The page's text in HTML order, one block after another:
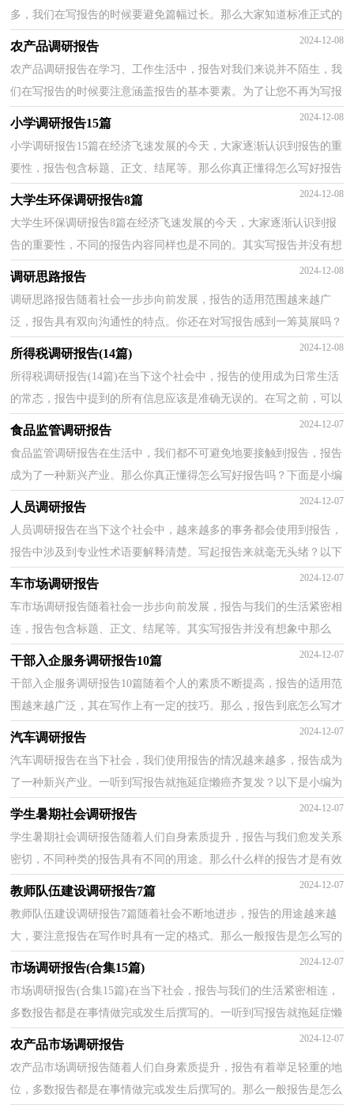
多，我们在写报告的时候要避免篇幅过长。那么大家知道标准正式的
报告格式吗？以下是小编整理的食品药品调研报告，欢...
农产品调研报告 2024-12-08
农产品调研报告在学习、工作生活中，报告对我们来说并不陌生，我
们在写报告的时候要注意涵盖报告的基本要素。为了让您不再为写报
告头疼，下面是小编精心整理的农产品调研报告，供大...
小学调研报告15篇 2024-12-08
小学调研报告15篇在经济飞速发展的今天，大家逐渐认识到报告的重
要性，报告包含标题、正文、结尾等。那么你真正懂得怎么写好报告
吗？下面是小编帮大家整理的小学调研报告，欢迎阅读...
大学生环保调研报告8篇 2024-12-08
大学生环保调研报告8篇在经济飞速发展的今天，大家逐渐认识到报
告的重要性，不同的报告内容同样也是不同的。其实写报告并没有想
象中那么难，下面是小编精心整理的大学生环保调研...
调研思路报告 2024-12-08
调研思路报告随着社会一步步向前发展，报告的适用范围越来越广
泛，报告具有双向沟通性的特点。你还在对写报告感到一筹莫展吗？
以下是小编为大家整理的调研思路报告，希望能够帮助到...
所得税调研报告(14篇) 2024-12-08
所得税调研报告(14篇)在当下这个社会中，报告的使用成为日常生活
的常态，报告中提到的所有信息应该是准确无误的。在写之前，可以
先参考范文，以下是小编为大家整理的所得税调研报告...
食品监管调研报告 2024-12-07
食品监管调研报告在生活中，我们都不可避免地要接触到报告，报告
成为了一种新兴产业。那么你真正懂得怎么写好报告吗？下面是小编
为大家整理的食品监管调研报告，供大家参考借鉴，希望...
人员调研报告 2024-12-07
人员调研报告在当下这个社会中，越来越多的事务都会使用到报告，
报告中涉及到专业性术语要解释清楚。写起报告来就毫无头绪？以下
是小编帮大家整理的人员调研报告，欢迎大家分享。人...
车市场调研报告 2024-12-07
车市场调研报告随着社会一步步向前发展，报告与我们的生活紧密相
连，报告包含标题、正文、结尾等。其实写报告并没有想象中那么
难，下面是小编收集整理的车市场调研报告，仅供参考，希...
干部入企服务调研报告10篇 2024-12-07
干部入企服务调研报告10篇随着个人的素质不断提高，报告的适用范
围越来越广泛，其在写作上有一定的技巧。那么，报告到底怎么写才
合适呢？下面是小编精心整理的干部入企服务调研报告...
汽车调研报告 2024-12-07
汽车调研报告在当下社会，我们使用报告的情况越来越多，报告成为
了一种新兴产业。一听到写报告就拖延症懒癌齐复发？以下是小编为
大家整理的汽车调研报告，欢迎大家分享。汽车调研报...
学生暑期社会调研报告 2024-12-07
学生暑期社会调研报告随着人们自身素质提升，报告与我们愈发关系
密切，不同种类的报告具有不同的用途。那么什么样的报告才是有效
的呢？以下是小编为大家收集的学生暑期社会调研报...
教师队伍建设调研报告7篇 2024-12-07
教师队伍建设调研报告7篇随着社会不断地进步，报告的用途越来越
大，要注意报告在写作时具有一定的格式。那么一般报告是怎么写的
呢？下面是小编为大家收集的教师队伍建设调研报告，...
市场调研报告(合集15篇) 2024-12-07
市场调研报告(合集15篇)在当下社会，报告与我们的生活紧密相连，
多数报告都是在事情做完或发生后撰写的。一听到写报告就拖延症懒
癌齐复发？下面是小编为大家收集的市场调研报告，欢...
农产品市场调研报告 2024-12-07
农产品市场调研报告随着人们自身素质提升，报告有着举足轻重的地
位，多数报告都是在事情做完或发生后撰写的。那么一般报告是怎么